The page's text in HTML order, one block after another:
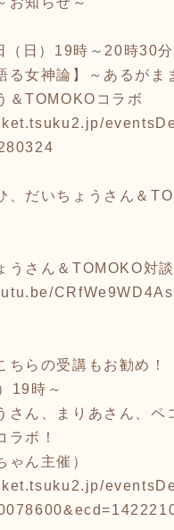
（日）19時～20時30分
る女神論】～あるがま
＆TOMOKOコラボ
、だいちょうさん＆
うさん＆TOMOKO対談
CRfWe9WD4As
ちらの受講もお勧め！
19時～
さん、まりあさん、ペ
ラボ！
ゃん主催）